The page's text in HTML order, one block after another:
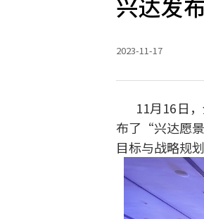
2023-11-17
11月16日
布了“兴达愿
目标与战略规划